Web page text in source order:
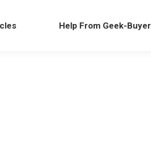
Help From Geek-Buyer